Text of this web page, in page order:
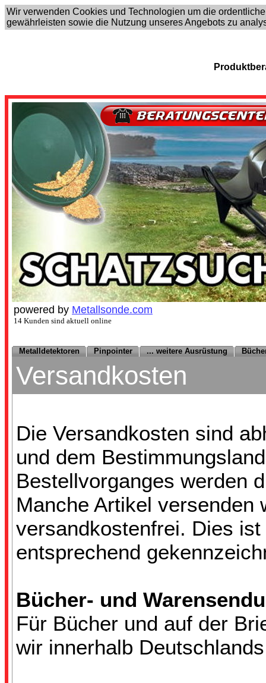
Wir verwenden Cookies und Technologien um die
gewährleisten sowie die Nutzung unseres Angebots zu
powered by Metallsonde.com
14 Kunden sind aktuell online
Metalldetektoren Pinpointer ... weitere Ausrüstung
Versandkosten
Die Versandkosten sind
und dem
Bestellvorganges werden
Manche Artikel versenden
versandkostenfrei. Dies
entsprechend
Bücher- und
Für Bücher und auf der
wir innerhalb